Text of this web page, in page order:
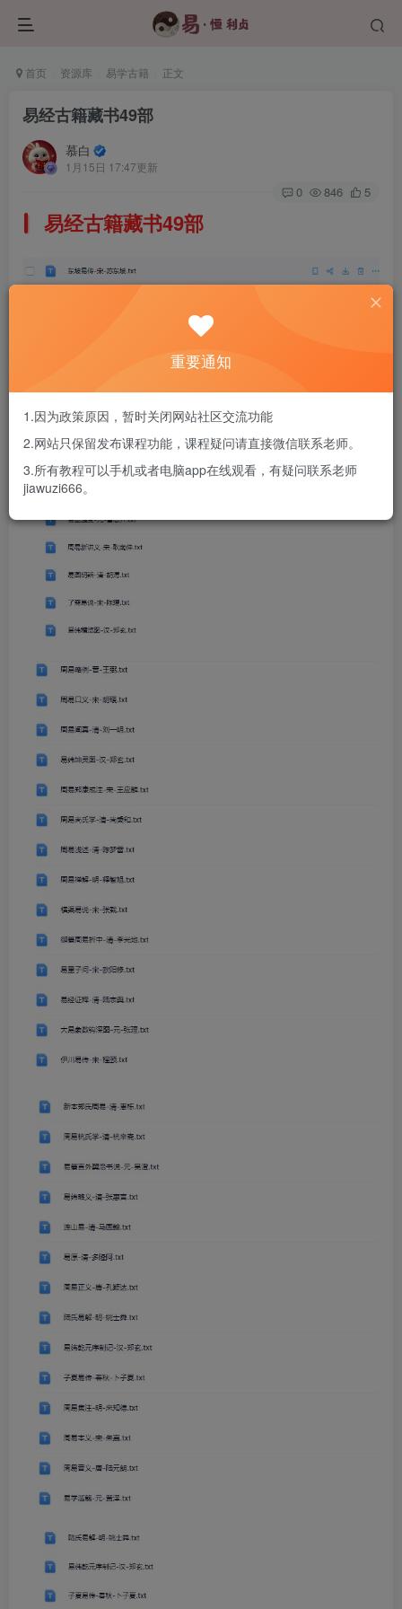
首页 资源库 易学古籍 正文
易经古籍藏书49部
慕白
1月15日 17:47更新
0 846 5
易经古籍藏书49部
重要通知
1.因为政策原因，暂时关闭网站社区交流功能
2.网站只保留发布课程功能，课程疑问请直接微信联系老师。
3.所有教程可以手机或者电脑app在线观看，有疑问联系老师
jiawuzi666。